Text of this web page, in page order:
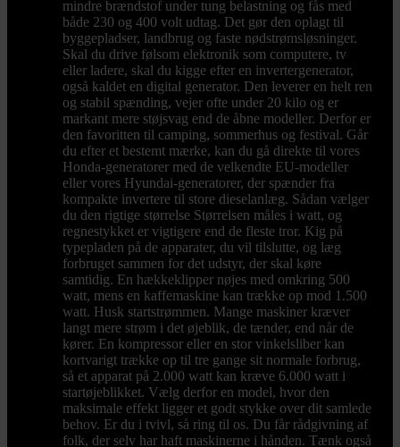
mindre brændstof under tung belastning og fås med
både 230 og 400 volt udtag. Det gør den oplagt til
byggepladser, landbrug og faste nødstrømsløsninger.
Skal du drive følsom elektronik som computere, tv
eller ladere, skal du kigge efter en invertergenerator,
også kaldet en digital generator. Den leverer en helt ren
og stabil spænding, vejer ofte under 20 kilo og er
markant mere støjsvag end de åbne modeller. Derfor er
den favoritten til camping, sommerhus og festival. Går
du efter et bestemt mærke, kan du gå direkte til vores
Honda-generatorer med de velkendte EU-modeller
eller vores Hyundai-generatorer, der spænder fra
kompakte invertere til store dieselanlæg. Sådan vælger
du den rigtige størrelse Størrelsen måles i watt, og
regnestykket er vigtigere end de fleste tror. Kig på
typepladen på de apparater, du vil tilslutte, og læg
forbruget sammen for det udstyr, der skal køre
samtidig. En hækkeklipper nøjes med omkring 500
watt, mens en kaffemaskine kan trække op mod 1.500
watt. Husk startstrømmen. Mange maskiner kræver
langt mere strøm i det øjeblik, de tænder, end når de
kører. En kompressor eller en stor vinkelsliber kan
kortvarigt trække op til tre gange sit normale forbrug,
så et apparat på 2.000 watt kan kræve 6.000 watt i
startøjeblikket. Vælg derfor en model, hvor den
maksimale effekt ligger et godt stykke over dit samlede
behov. Er du i tvivl, så ring til os. Du får rådgivning af
folk, der selv har haft maskinerne i hånden. Tænk også